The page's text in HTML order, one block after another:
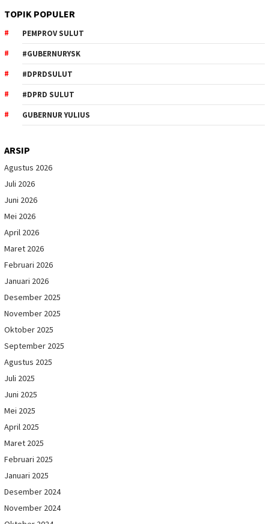
TOPIK POPULER
PEMPROV SULUT
#GUBERNURYSK
#DPRDSULUT
#DPRD SULUT
GUBERNUR YULIUS
ARSIP
Agustus 2026
Juli 2026
Juni 2026
Mei 2026
April 2026
Maret 2026
Februari 2026
Januari 2026
Desember 2025
November 2025
Oktober 2025
September 2025
Agustus 2025
Juli 2025
Juni 2025
Mei 2025
April 2025
Maret 2025
Februari 2025
Januari 2025
Desember 2024
November 2024